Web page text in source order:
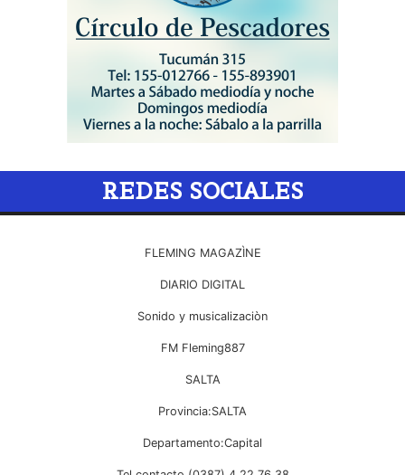
REDES SOCIALES
FLEMING MAGAZÌNE
DIARIO DIGITAL
Sonido y musicalizaciòn
FM Fleming887
SALTA
Provincia:SALTA
Departamento:Capital